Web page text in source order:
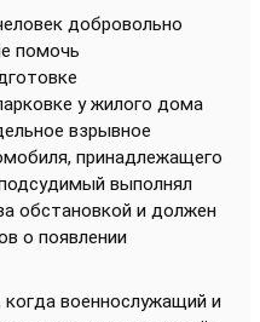
добровольно
помочь
у жилого дома
взрывное
принадлежащего
выполнял
обстановкой и должен
о появлении
военнослужащий и